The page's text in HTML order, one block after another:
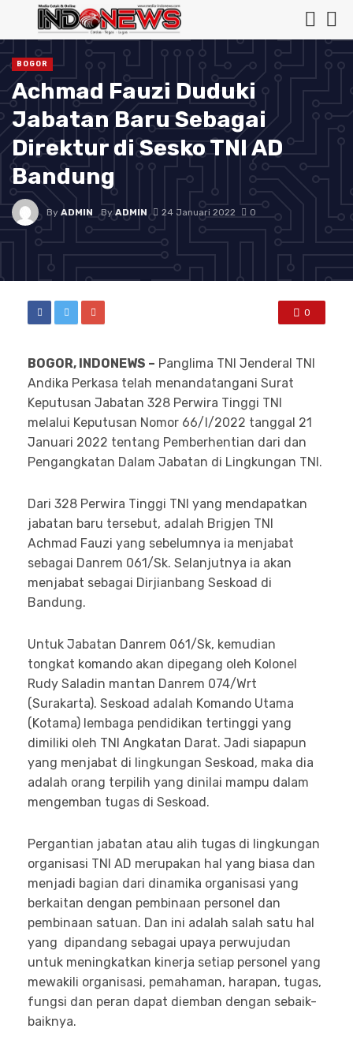
BOGOR
Achmad Fauzi Duduki
Jabatan Baru Sebagai
Direktur di Sesko TNI AD
Bandung
By ADMIN ByADMIN 24 Januari 2022 0
0
BOGOR, INDONEWS – Panglima TNI Jenderal TNI
Andika Perkasa telah menandatangani Surat
Keputusan Jabatan 328 Perwira Tinggi TNI
melalui Keputusan Nomor 66/I/2022 tanggal 21
Januari 2022 tentang Pemberhentian dari dan
Pengangkatan Dalam Jabatan di Lingkungan TNI.
Dari 328 Perwira Tinggi TNI yang mendapatkan
jabatan baru tersebut, adalah Brigjen TNI
Achmad Fauzi yang sebelumnya ia menjabat
sebagai Danrem 061/Sk. Selanjutnya ia akan
menjabat sebagai Dirjianbang Seskoad di
Bandung.
Untuk Jabatan Danrem 061/Sk, kemudian
tongkat komando akan dipegang oleh Kolonel
Rudy Saladin mantan Danrem 074/Wrt
(Surakarta). Seskoad adalah Komando Utama
(Kotama) lembaga pendidikan tertinggi yang
dimiliki oleh TNI Angkatan Darat. Jadi siapapun
yang menjabat di lingkungan Seskoad, maka dia
adalah orang terpilih yang dinilai mampu dalam
mengemban tugas di Seskoad.
Pergantian jabatan atau alih tugas di lingkungan
organisasi TNI AD merupakan hal yang biasa dan
menjadi bagian dari dinamika organisasi yang
berkaitan dengan pembinaan personel dan
pembinaan satuan. Dan ini adalah salah satu hal
yang dipandang sebagai upaya perwujudan
untuk meningkatkan kinerja setiap personel yang
mewakili organisasi, pemahaman, harapan, tugas,
fungsi dan peran dapat diemban dengan sebaik-
baiknya.